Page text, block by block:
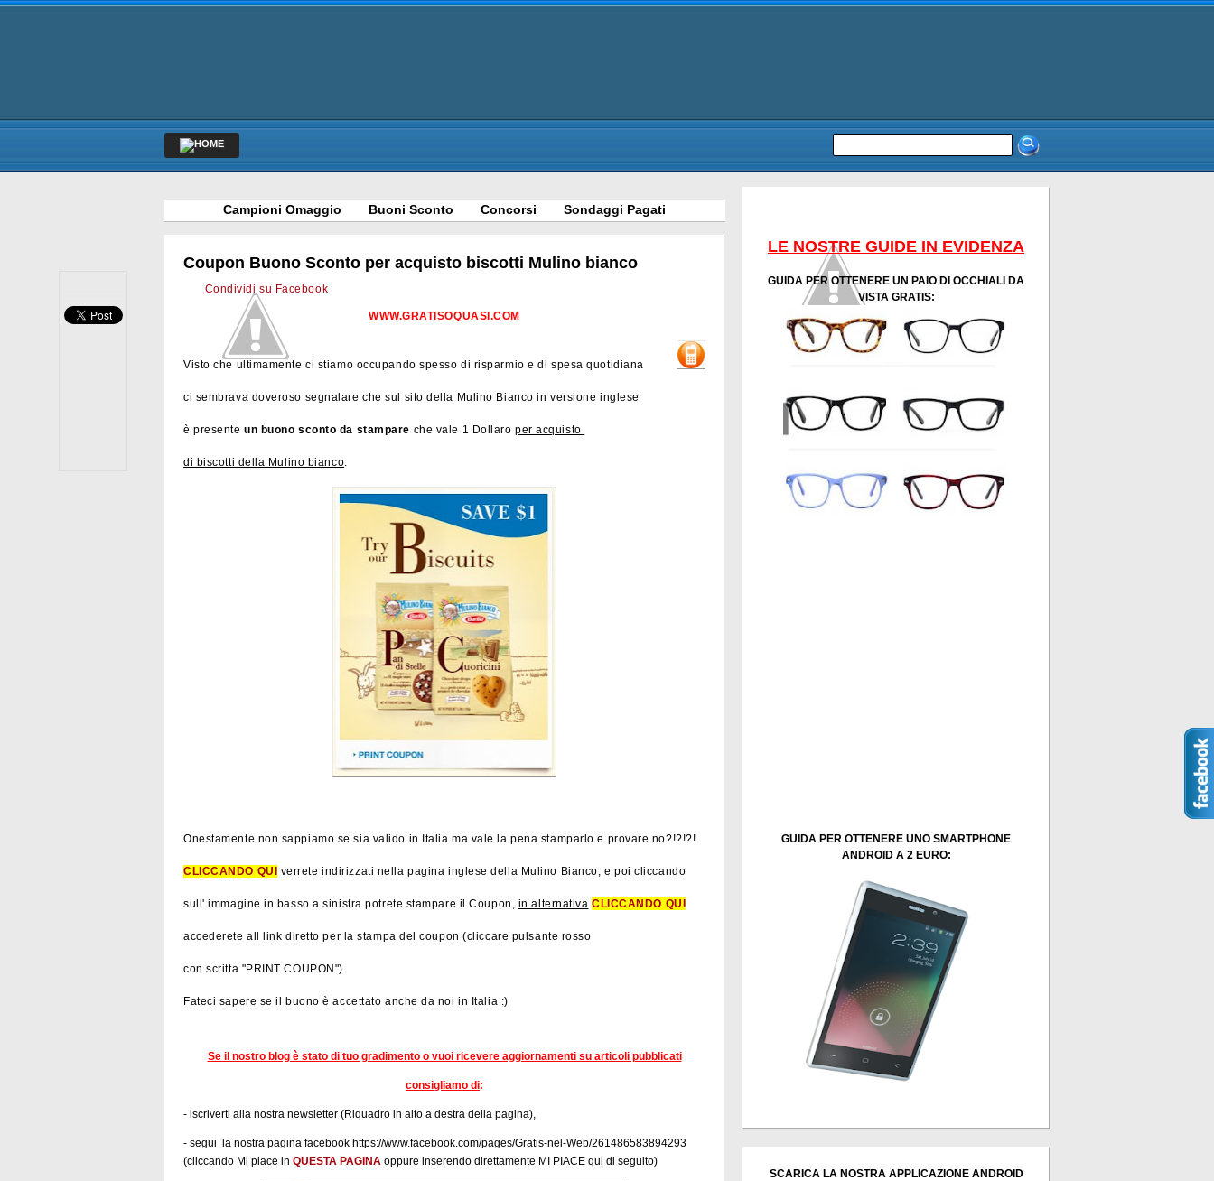
Campioni Omaggio Buoni Sconto Concorsi Sondaggi Pagati
Coupon Buono Sconto per acquisto biscotti Mulino bianco
Condividi su Facebook
WWW.GRATISOQUASI.COM
Visto che ultimamente ci stiamo occupando spesso di risparmio e di spesa quotidiana
ci sembrava doveroso segnalare che sul sito della Mulino Bianco in versione inglese
è presenteun buono sconto da stampare che vale 1 Dollaroper acquisto
di biscotti della Mulino bianco.
Onestamente non sappiamo se sia valido in Italia ma vale la pena stamparlo e provare no?!?!?!
CLICCANDO QUI verrete indirizzati nella pagina inglese della Mulino Bianco, e poi cliccando
sull' immagine in basso a sinistra potrete stampare il Coupon, in alternativa CLICCANDO QUI
accederete all link diretto per la stampa del coupon (cliccare pulsante rosso
con scritta "PRINT COUPON").
Fateci sapere se il buono è accettato anche da noi in Italia :)
Se il nostro blog è stato di tuo gradimento o vuoi ricevere aggiornamenti su articoli pubblicati
consigliamo di:
- iscriverti alla nostra newsletter (Riquadro in alto a destra della pagina),
- segui la nostra pagina facebook https://www.facebook.com/pages/Gratis-nel-Web/261486583894293
(cliccando Mi piace in QUESTA PAGINA oppure inserendo direttamente MI PIACE qui di seguito)
LE NOSTRE GUIDE IN EVIDENZA
GUIDA PER OTTENERE UN PAIO DI OCCHIALI DA
VISTA GRATIS:
GUIDA PER OTTENERE UNO SMARTPHONE
ANDROID A 2 EURO:
SCARICA LA NOSTRA APPLICAZIONE ANDROID